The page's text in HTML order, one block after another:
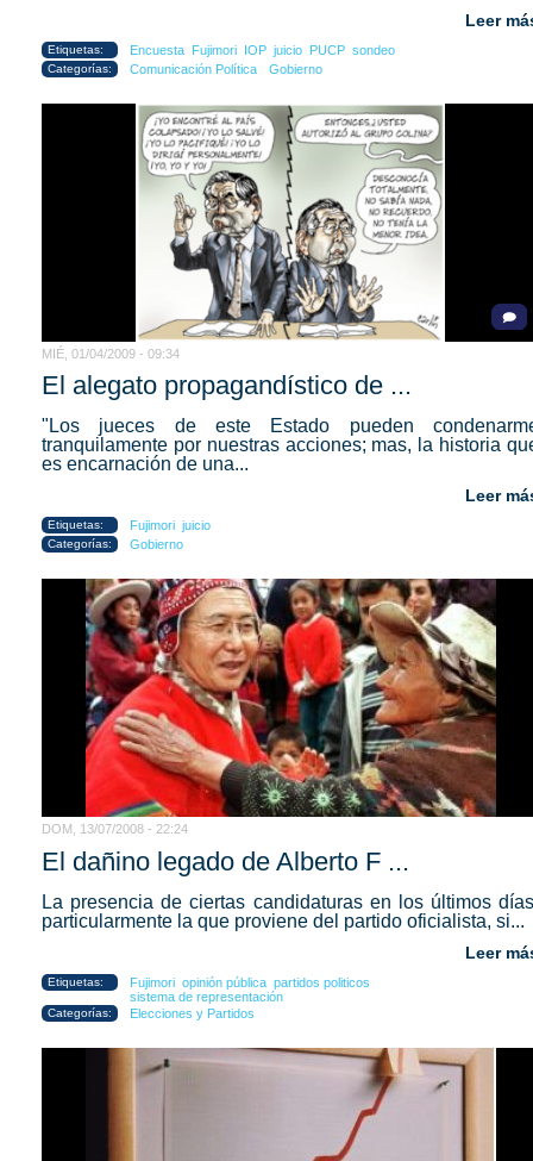
Leer
Etiquetas: Encuesta Fujimori IOP juicio PUCP sondeo
Categorías: Comunicación Política Gobierno
MIÉ, 01/04/2009 - 09:34
El alegato propagandístico de ...
"Los jueces de este Estado pueden
tranquilamente por nuestras acciones; mas, la historia
es encarnación de una...
Leer
Etiquetas: Fujimori juicio
Categorías: Gobierno
DOM, 13/07/2008 - 22:24
El dañino legado de Alberto F ...
La presencia de ciertas candidaturas en los últimos
particularmente la que proviene del partido oficialista, si...
Leer
Etiquetas: Fujimori opinión pública partidos politicos
sistema de representación
Categorías: Elecciones y Partidos